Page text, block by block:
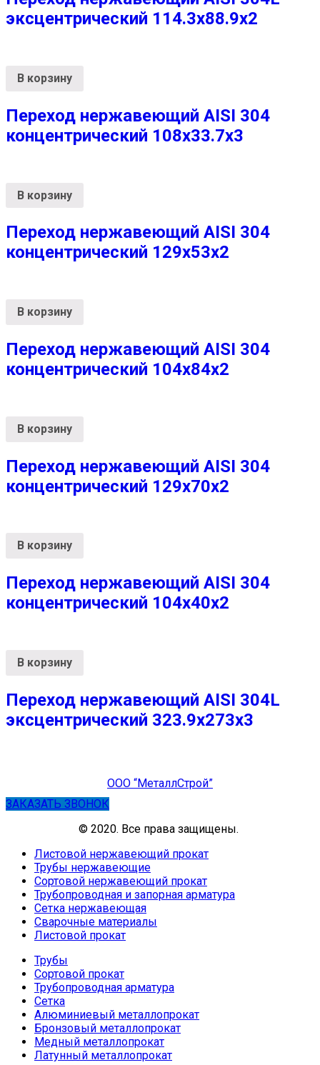
эксцентрический 114.3х88.9х2
В корзину
Переход нержавеющий AISI 304
концентрический 108х33.7х3
В корзину
Переход нержавеющий AISI 304
концентрический 129х53х2
В корзину
Переход нержавеющий AISI 304
концентрический 104х84х2
В корзину
Переход нержавеющий AISI 304
концентрический 129х70х2
В корзину
Переход нержавеющий AISI 304
концентрический 104х40х2
В корзину
Переход нержавеющий AISI 304L
эксцентрический 323.9х273х3
ООО “МеталлСтрой”
ЗАКАЗАТЬ ЗВОНОК
© 2020. Все права защищены.
Листовой нержавеющий прокат
Трубы нержавеющие
Сортовой нержавеющий прокат
Трубопроводная и запорная арматура
Сетка нержавеющая
Сварочные материалы
Листовой прокат
Трубы
Сортовой прокат
Трубопроводная арматура
Сетка
Алюминиевый металлопрокат
Бронзовый металлопрокат
Медный металлопрокат
Латунный металлопрокат